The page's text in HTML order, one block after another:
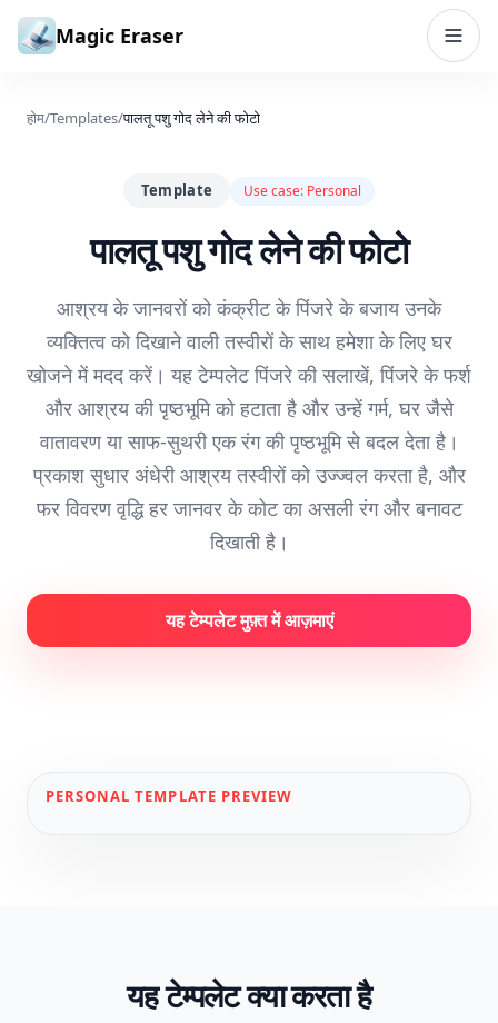
सामग्री पर जाएं
Magic Eraser
होम/Templates/पालतू पशु गोद लेने की फोटो
Template Use case: Personal
पालतू पशु गोद लेने की फोटो
आश्रय के जानवरों को कंक्रीट के पिंजरे के बजाय उनके
व्यक्तित्व को दिखाने वाली तस्वीरों के साथ हमेशा के लिए घर
खोजने में मदद करें। यह टेम्पलेट पिंजरे की सलाखें, पिंजरे के फर्श
और आश्रय की पृष्ठभूमि को हटाता है और उन्हें गर्म, घर जैसे
वातावरण या साफ-सुथरी एक रंग की पृष्ठभूमि से बदल देता है।
प्रकाश सुधार अंधेरी आश्रय तस्वीरों को उज्ज्वल करता है, और
फर विवरण वृद्धि हर जानवर के कोट का असली रंग और बनावट
दिखाती है।
यह टेम्पलेट मुफ़्त में आज़माएं
PERSONAL TEMPLATE PREVIEW
यह टेम्पलेट क्या करता है